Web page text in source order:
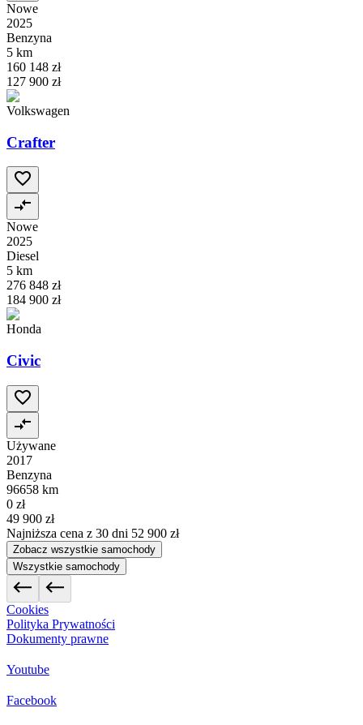
Nowe
2025
Benzyna
5 km
160 148 zł
127 900 zł
Volkswagen
Crafter
Nowe
2025
Diesel
5 km
276 848 zł
184 900 zł
Honda
Civic
Używane
2017
Benzyna
96658 km
0 zł
49 900 zł
Najniższa cena z 30 dni 52 900 zł
Zobacz wszystkie samochody
Wszystkie samochody
Cookies
Polityka Prywatności
Dokumenty prawne
Youtube
Facebook